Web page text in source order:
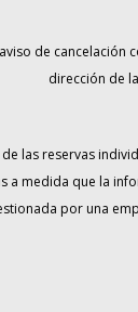
de cancelación
dirección de
las reservas
a medida que la
por una